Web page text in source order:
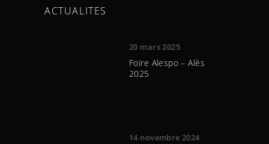
ACTUALITES
20 mars 2025
Foire Alespo – Alès
2025
14 novembre 2024